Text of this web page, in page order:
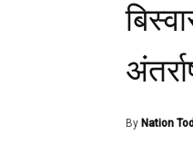
By Nation